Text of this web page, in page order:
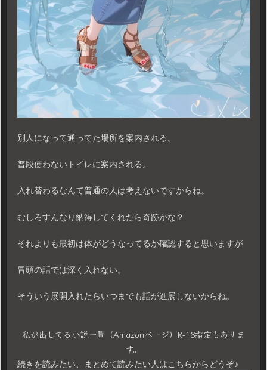
別人になって通ってた場所を案内される。
普段使わないトイレに案内される。
入れ替わるなんて普通の人は考えないですからね。
むしろすんなり納得してくれたら奇跡かな？
それよりも最初は体がどうなってるか確認すると思いますが
冒頭の話では深く入れない。
そういう展開入れたらいつまでも話が進展しないからね。
私が出してる小説一覧（Amazonページ）R-18指定もありま
す。
続きを読みたい、まとめて読みたい人はこちらからどうぞ♪